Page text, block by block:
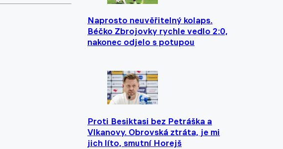
Naprosto neuvěřitelný kolaps.
Béčko Zbrojovky rychle vedlo 2:0,
nakonec odjelo s potupou
Proti Besiktasi bez Petráška a
Vlkanovy. Obrovská ztráta, je mi
jich líto, smutní Horejš